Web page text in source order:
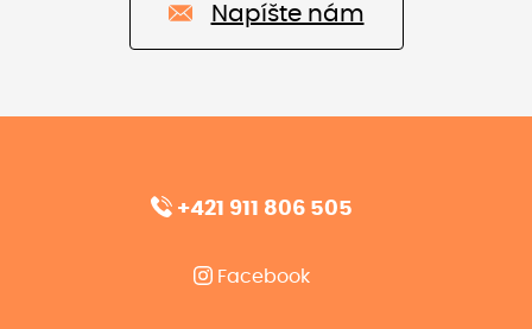
Napíšte nám
+421 911 806 505
Facebook